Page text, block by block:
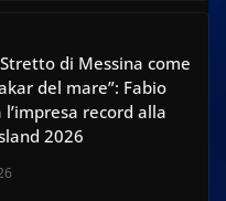
Stretto di Messina come
del mare”: Fabio
record alla
2026